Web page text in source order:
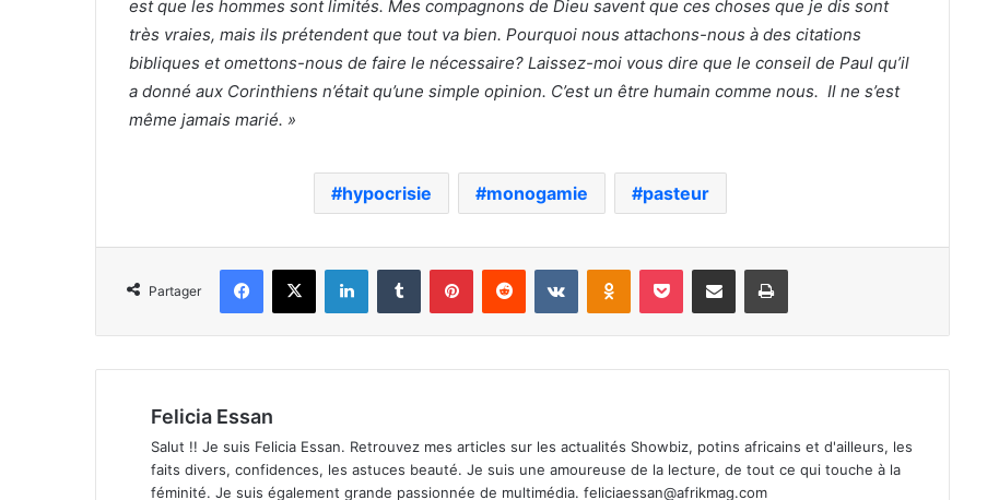
est que les hommes sont limités. Mes compagnons de Dieu savent que ces choses que je dis sont
très vraies, mais ils prétendent que tout va bien. Pourquoi nous attachons-nous à des citations
bibliques et omettons-nous de faire le nécessaire? Laissez-moi vous dire que le conseil de Paul qu’il
a donné aux Corinthiens n’était qu’une simple opinion. C’est un être humain comme nous. Il ne s’est
même jamais marié. »
hypocrisie monogamie pasteur
Partager
Facebook
X LinkedinTumblr PinterestReddit VKontakteOdnoklassniki
Pocket Partager par email Imprimer
Felicia Essan
Salut !! Je suis Felicia Essan. Retrouvez mes articles sur les actualités Showbiz, potins africains et d'ailleurs, les
faits divers, confidences, les astuces beauté. Je suis une amoureuse de la lecture, de tout ce qui touche à la
féminité. Je suis également grande passionnée de multimédia. feliciaessan@afrikmag.com